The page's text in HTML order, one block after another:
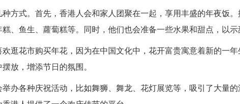
方式。首先，香港人会和家人团聚在一起，享用丰盛的年夜饭
、鱼生、蘿蔔糕等。同时，他们也会准备一些水果和甜点，以示
逛花市购买年花，因为在中国文化中，花开富贵寓意着新的一
放，增添节日的氛围。
办各种庆祝活动，比如舞狮、舞龙、花灯展览等，吸引了大量